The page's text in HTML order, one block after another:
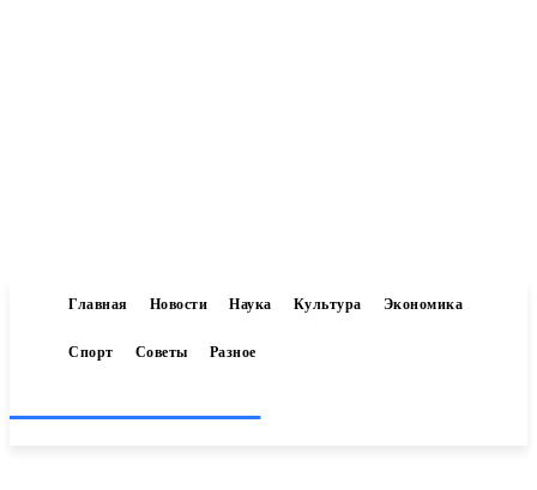
Главная Новости Наука Культура Экономика
Спорт Советы Разное